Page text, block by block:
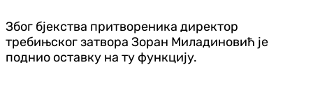
Због бјекства притвореника директор
требињског затвора Зоран Миладиновић је
поднио оставку на ту функцију.